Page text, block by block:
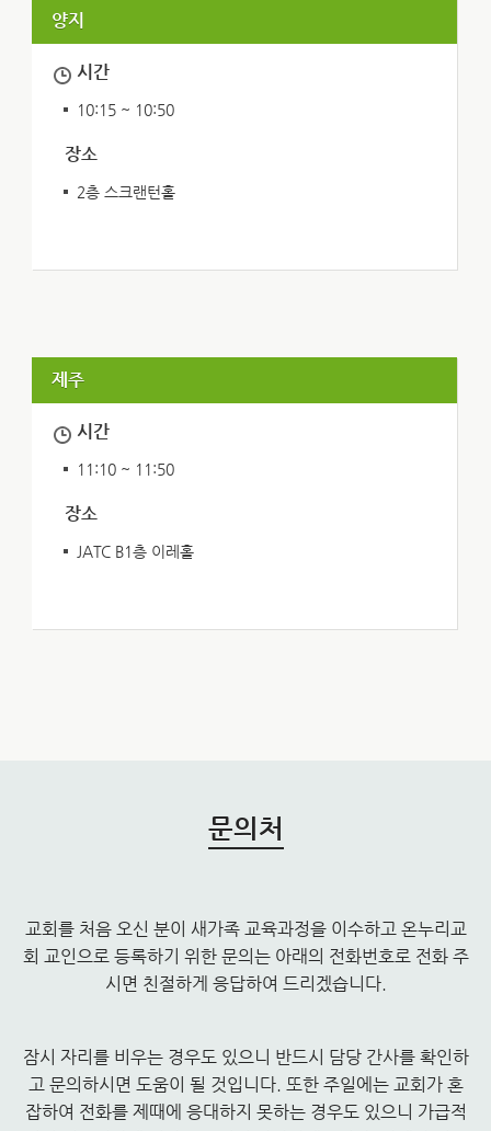
양지
시간
10:15 ~ 10:50
장소
2층 스크랜턴홀
제주
시간
11:10 ~ 11:50
장소
JATC B1층 이레홀
문의처
교회를 처음 오신 분이 새가족 교육과정을 이수하고 온누리교
회 교인으로 등록하기 위한 문의는 아래의 전화번호로 전화 주
시면 친절하게 응답하여 드리겠습니다.
잠시 자리를 비우는 경우도 있으니 반드시 담당 간사를 확인하
고 문의하시면 도움이 될 것입니다. 또한 주일에는 교회가 혼
잡하여 전화를 제때에 응대하지 못하는 경우도 있으니 가급적